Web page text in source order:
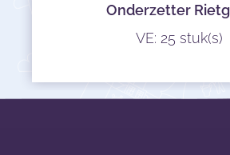
Onderzetter
VE: 25 stuk(s)